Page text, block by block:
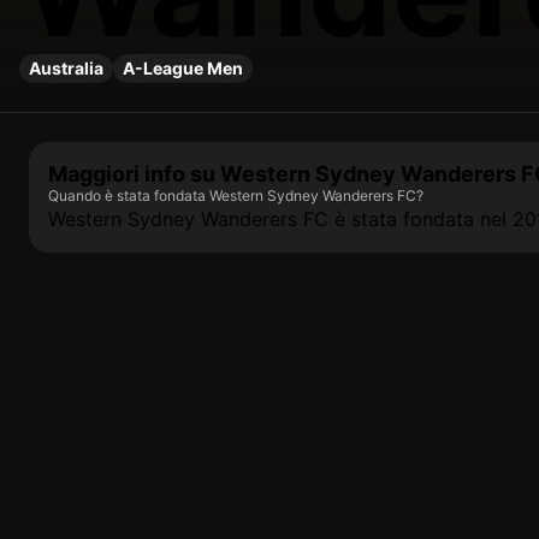
Australia A-League Men
Maggiori info su Western Sydney Wanderers
Quando è stata fondata Western Sydney Wanderers FC?
Western Sydney Wanderers FC è stata fondata nel